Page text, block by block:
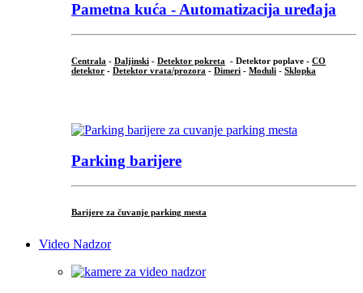
Pametna kuća - Automatizacija uređaja
Centrala - Daljinski - Detektor pokreta - Detektor poplave - CO
detektor - Detektor vrata/prozora - Dimeri - Moduli - Sklopka
Parking barijere
Barijere za čuvanje parking mesta
Video Nadzor